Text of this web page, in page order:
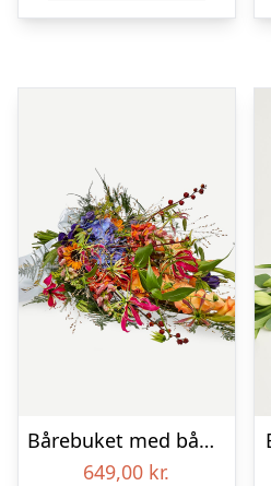
Bårebuket med bånd – Et farverigt farvel
649,00 kr.